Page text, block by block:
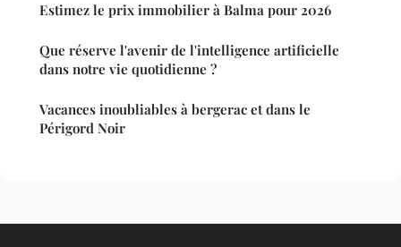
Estimez le prix immobilier à Balma pour 2026
Que réserve l'avenir de l'intelligence artificielle
dans notre vie quotidienne ?
Vacances inoubliables à bergerac et dans le
Périgord Noir